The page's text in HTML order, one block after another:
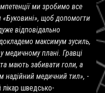
ми зробимо все
щоб допомогти
відповідально
максимум зусиль,
медичному плані. Гравці
мають забивати голи, а
надійний медичний тил», -
лікар шведсько-